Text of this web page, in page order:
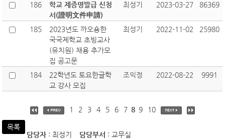
186
학교 제증명발급 신청
서(證明文件申請)
최성기 2023-03-27 86369
185
2023년도 까오숑한
국국제학교 초빙교사
(유치원) 채용 추가모
집 공고문
최성기 2022-11-02 25980
184
22학년도 토요한글학
교 강사 모집
조익정 2022-08-22 9991
1 2 3 4 5 6 7 8 9 10
목록
담당자 : 최성기 담당부서 : 교무실